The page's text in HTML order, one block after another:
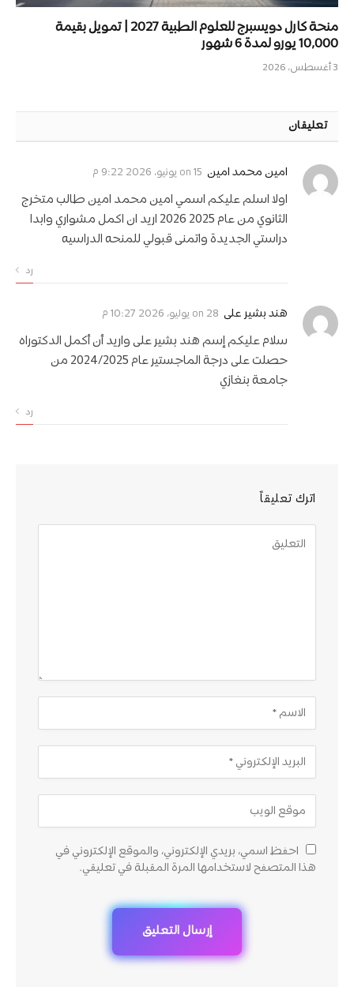
منحة كارل دويسبرج للعلوم الطبية 2027 | تمويل بقيمة
10,000 يورو لمدة 6 شهور
3 أغسطس، 2026
تعليقان
امين محمد امين 15 يونيو، 2026 9:22 م
اولا اسلم عليكم اسمي امين محمد امين طالب متخرج
الثانوي من عام 2025 2026 اريد ان اكمل مشواري وابدا
دراستي الجديدة واتمنى قبولي للمنحه الدراسيه
رد
هند بشير على 28 يوليو، 2026 10:27 م
سلام عليكم إسم هند بشير على واريد أن أكمل الدكتوراه
حصلت على درجة الماجستير عام 2024/2025 من
جامعة بنغازي
رد
اترك تعليقاً
احفظ اسمي، بريدي الإلكتروني، والموقع الإلكتروني في
هذا المتصفح لاستخدامها المرة المقبلة في تعليقي.